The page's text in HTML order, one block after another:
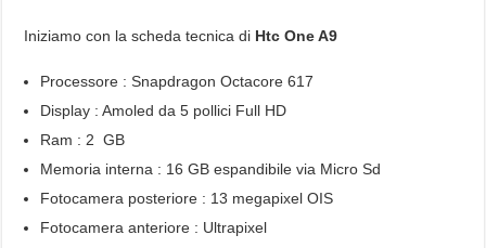
Iniziamo con la scheda tecnica di Htc One A9
Processore : Snapdragon Octacore 617
Display : Amoled da 5 pollici Full HD
Ram : 2 GB
Memoria interna : 16 GB espandibile via Micro Sd
Fotocamera posteriore : 13 megapixel OIS
Fotocamera anteriore : Ultrapixel